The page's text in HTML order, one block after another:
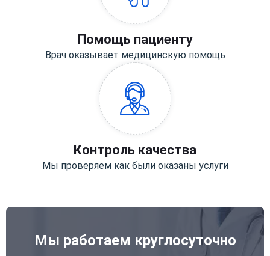
Помощь пациенту
Врач оказывает медицинскую помощь
Контроль качества
Мы проверяем как были оказаны услуги
Мы работаем круглосуточно